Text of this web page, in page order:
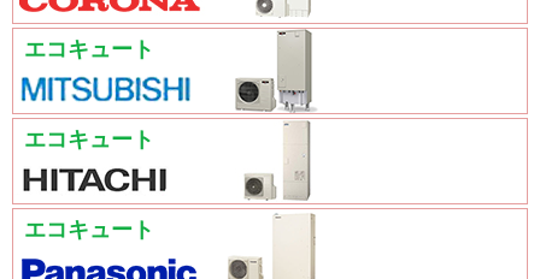
エコキュート
エコキュート
エコキュート